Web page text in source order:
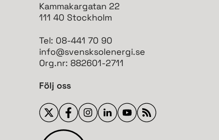
Kammakargatan 22
111 40 Stockholm
Tel: 08-441 70 90
info@svensksolenergi.se
Org.nr: 882601-2711
Följ oss